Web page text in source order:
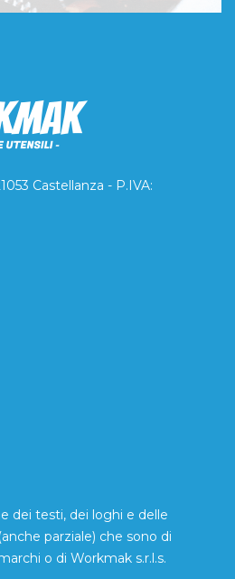
Castellanza - P.IVA:
dei testi, dei loghi e delle
parziale) che sono di
o di Workmak s.r.l.s.